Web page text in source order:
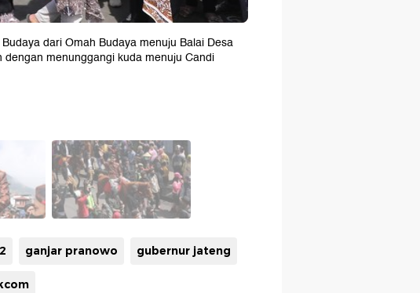
dari Omah Budaya menuju Balai Desa
menunggangi kuda menuju Candi
ganjar pranowo gubernur jateng